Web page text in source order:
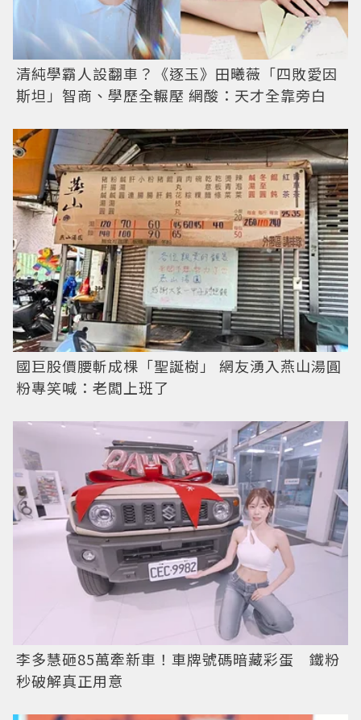
清純學霸人設翻車？《逐玉》田曦薇「四敗愛因
斯坦」智商、學歷全輾壓 網酸：天才全靠旁白
國巨股價腰斬成棵「聖誕樹」 網友湧入燕山湯圓
粉專笑喊：老闆上班了
李多慧砸85萬牽新車！車牌號碼暗藏彩蛋 鐵粉
秒破解真正用意